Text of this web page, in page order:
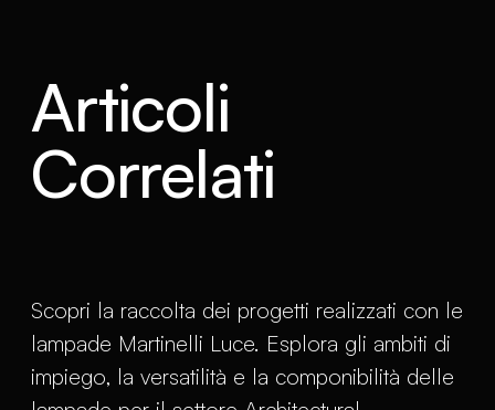
Articoli
Correlati
Scopri la raccolta dei progetti realizzati con le
lampade Martinelli Luce. Esplora gli ambiti di
impiego, la versatilità e la componibilità delle